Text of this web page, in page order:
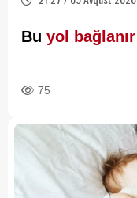
Bu yol bağlanır
75